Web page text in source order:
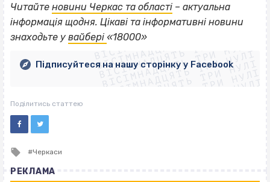
Читайте новини Черкас та області – актуальна
інформація щодня. Цікаві та інформативні новини
знаходьте у вайбері «18000»
ВІСІМНАДЦЯТЬ ТРИ НУЛІ
ВІСІМНАДЦЯТЬ ТРИ НУЛІ
ВІСІМНАДЦЯТЬ ТРИ НУЛІ
ВІСІМНАДЦЯТЬ ТРИ НУЛІ
ВІСІМНАДЦЯТЬ ТРИ НУЛІ
ВІСІМНАДЦЯТЬ ТРИ НУЛІ
ВІСІМНАДЦЯТЬ ТРИ НУЛІ
ВІСІМНАДЦЯТЬ ТРИ НУЛІ
Підписуйтеся на нашу сторінку у Facebook
Поділитись статтею
Tagged
Черкаси
РЕКЛАМА